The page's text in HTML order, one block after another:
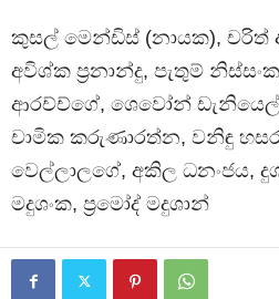
කුසල් මෙන්ඩිස් (නායක), චරිත්
අවිශ්ක ප්‍රනාන්දු, පැතුම්
ආරච්ච්ගේ, ශෙවෝන්
චාමික කරුණාරත්න, වනිඳු
වෙල්ලාලගේ, අකිල ධනංජය,
මදුශංක, ප්‍රමෝද් මදුශාන්